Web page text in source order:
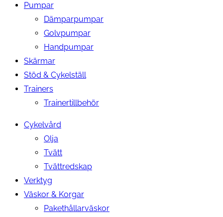
Pumpar
Dämparpumpar
Golvpumpar
Handpumpar
Skärmar
Stöd & Cykelställ
Trainers
Trainertillbehör
Cykelvård
Olja
Tvätt
Tvättredskap
Verktyg
Väskor & Korgar
Pakethållarväskor